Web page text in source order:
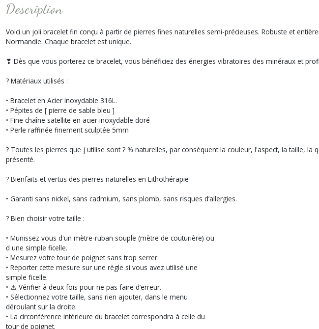
Description
Voici un joli bracelet fin conçu à partir de pierres fines naturelles semi-précieuses. Robuste et
Normandie. Chaque bracelet est unique.
❣ Dès que vous porterez ce bracelet, vous bénéficiez des énergies vibratoires des minéraux et
? Matériaux utilisés :
• Bracelet en Acier inoxydable 316L.
• Pépites de [ pierre de sable bleu ]
• Fine chaîne satellite en acier inoxydable doré
• Perle raffinée finement sculptée 5mm
? Toutes les pierres que j utilise sont ? % naturelles, par conséquent la couleur, l'aspect, la taille,
présenté.
? Bienfaits et vertus des pierres naturelles en Lithothérapie
• Garanti sans nickel, sans cadmium, sans plomb, sans risques d’allergies.
? Bien choisir votre taille :
• Munissez vous d'un mètre-ruban souple (mètre de couturière) ou
d une simple ficelle.
• Mesurez votre tour de poignet sans trop serrer.
• Reporter cette mesure sur une règle si vous avez utilisé une
simple ficelle.
• ⚠️ Vérifier à deux fois pour ne pas faire d’erreur.
• Sélectionnez votre taille, sans rien ajouter, dans le menu
déroulant sur la droite.
• La circonférence intérieure du bracelet correspondra à celle du
tour de poignet.